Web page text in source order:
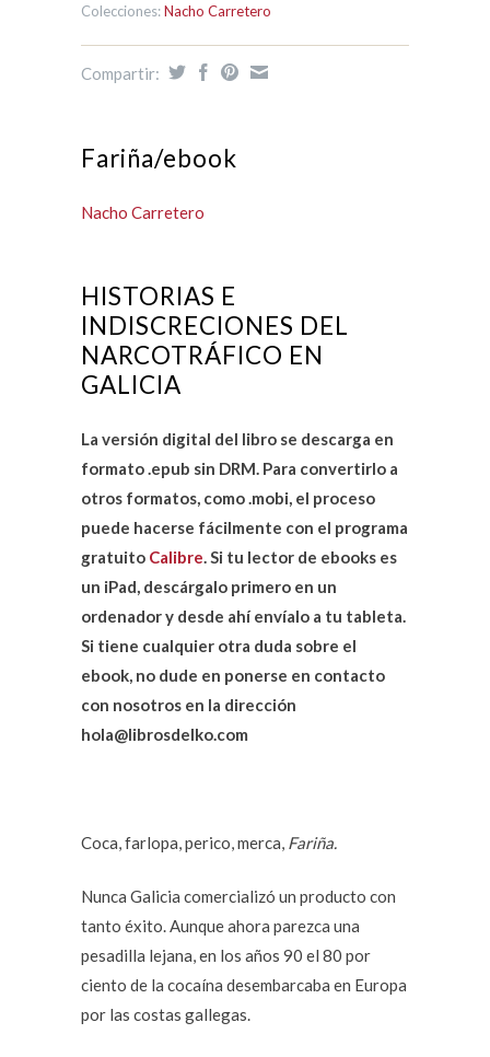
Colecciones:Nacho Carretero
Compartir:
Fariña/ebook
Nacho Carretero
HISTORIAS E
INDISCRECIONES DEL
NARCOTRÁFICO EN
GALICIA
La versión digital del libro se descarga en
formato .epub sin DRM. Para convertirlo a
otros formatos, como .mobi, el proceso
puede hacerse fácilmente con el programa
gratuito Calibre. Si tu lector de ebooks es
un iPad, descárgalo primero en un
ordenador y desde ahí envíalo a tu tableta.
Si tiene cualquier otra duda sobre el
ebook, no dude en ponerse en contacto
con nosotros en la dirección
hola@librosdelko.com
Coca, farlopa, perico, merca, Fariña.
Nunca Galicia comercializó un producto con
tanto éxito. Aunque ahora parezca una
pesadilla lejana, en los años 90 el 80 por
ciento de la cocaína desembarcaba en Europa
por las costas gallegas.